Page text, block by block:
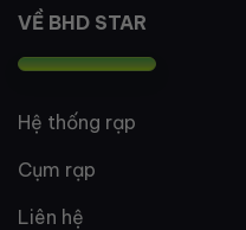
VỀ BHD STAR
Hệ thống rạp
Cụm rạp
Liên hệ